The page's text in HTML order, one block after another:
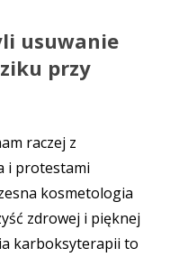
usuwanie
przy
raczej z
i protestami
kosmetologia
zdrowej i pięknej
karboksyterapii to